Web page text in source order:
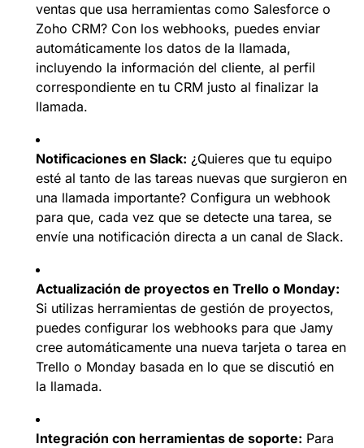
ventas que usa herramientas como Salesforce o
Zoho CRM? Con los webhooks, puedes enviar
automáticamente los datos de la llamada,
incluyendo la información del cliente, al perfil
correspondiente en tu CRM justo al finalizar la
llamada.
Notificaciones en Slack: ¿Quieres que tu equipo
esté al tanto de las tareas nuevas que surgieron en
una llamada importante? Configura un webhook
para que, cada vez que se detecte una tarea, se
envíe una notificación directa a un canal de Slack.
Actualización de proyectos en Trello o Monday:
Si utilizas herramientas de gestión de proyectos,
puedes configurar los webhooks para que Jamy
cree automáticamente una nueva tarjeta o tarea en
Trello o Monday basada en lo que se discutió en
la llamada.
Integración con herramientas de soporte: Para